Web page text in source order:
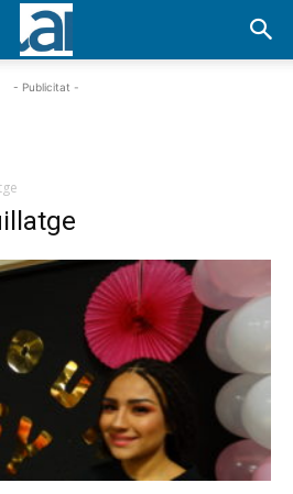
- Publicitat -